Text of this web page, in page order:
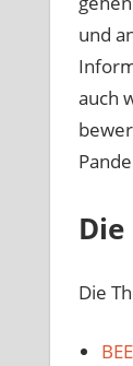
und
auch
Die